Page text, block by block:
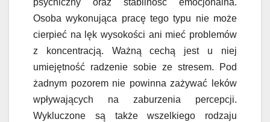
psychiczny oraz stabilność emocjonalna.
Osoba wykonująca pracę tego typu nie może
cierpieć na lęk wysokości ani mieć problemów
z koncentracją. Ważną cechą jest u niej
umiejętność radzenie sobie ze stresem. Pod
żadnym pozorem nie powinna zażywać leków
wpływających na zaburzenia percepcji.
Wykluczone są także wszelkiego rodzaju